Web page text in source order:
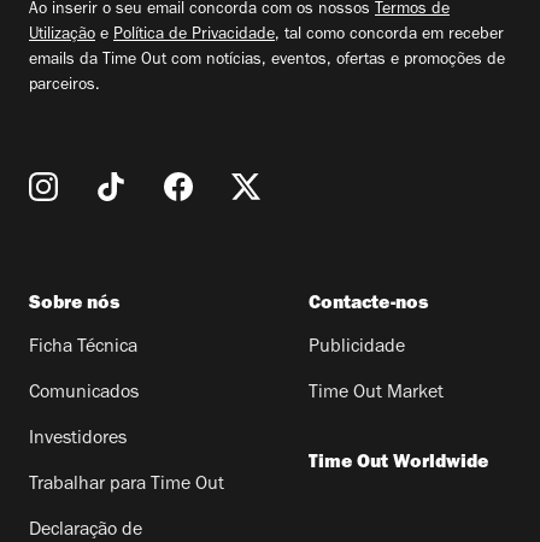
Ao inserir o seu email concorda com os nossos Termos de
Utilização e Política de Privacidade, tal como concorda em receber
emails da Time Out com notícias, eventos, ofertas e promoções de
parceiros.
Sobre nós
Ficha Técnica
Comunicados
Investidores
Trabalhar para Time Out
Declaração de
Contacte-nos
Publicidade
Time Out Market
Time Out Worldwide